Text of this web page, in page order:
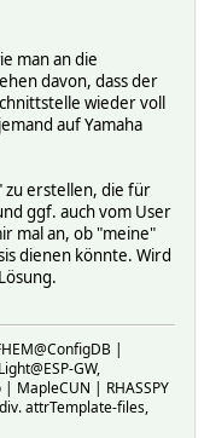
SCPDURL>
controlURL>
eventSubURL>
SCPDURL>
</presentationURL>
man an die
davon, dass der
wieder voll
auf Yamaha
zu erstellen, die für
ggf. auch vom User
mal an, ob "meine"
dienen könnte. Wird
|
GW,
MapleCUN | RHASSPY
attrTemplate-files,